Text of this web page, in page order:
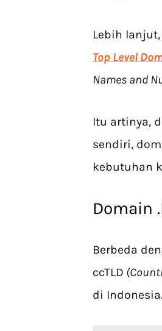
Lebih
Top Level
Names and
Itu artinya,
sendiri,
kebutuhan
Domain
Berbeda
ccTLD
di Indonesia.